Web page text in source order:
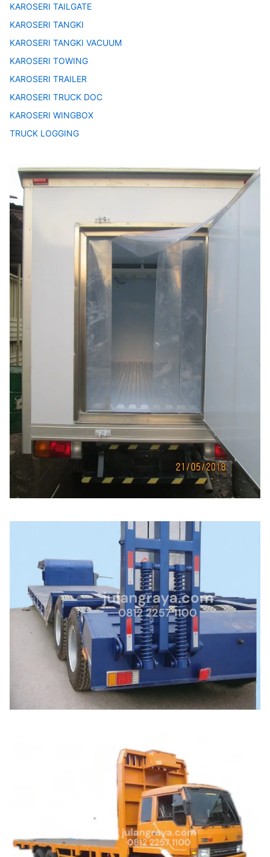
KAROSERI TAILGATE
KAROSERI TANGKI
KAROSERI TANGKI VACUUM
KAROSERI TOWING
KAROSERI TRAILER
KAROSERI TRUCK DOC
KAROSERI WINGBOX
TRUCK LOGGING